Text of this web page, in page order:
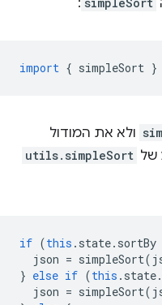
import { simpleSort }
ולא את המודול
של utils.simpleSort
if (this . state. sortBy
json = simpleSort(
} else if (this . state.
json = simpleSort(